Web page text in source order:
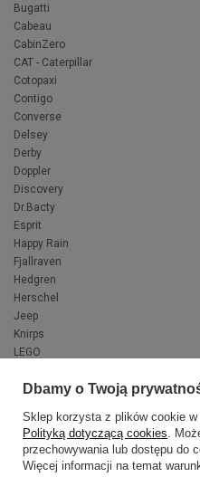
Bugatti
Cabeau
CabinZero
CAT - Caterpillar
Cotopaxi
Contigo
Converse
Delsey
Derby
Doppler
Discovery
Dr.Bacty
Esprit
Happy Rain
Fjallraven
Hedgren
Herschel
Jeep
Knirps
LEGO
National Geographic
Dbamy o Twoją
Sklep korzysta z plików cookie w
Polityką dotyczącą cookies.
przechowywania lub dostępu do
Więcej informacji na temat